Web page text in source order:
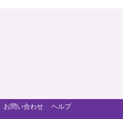
お問い合わせ
ヘルプ